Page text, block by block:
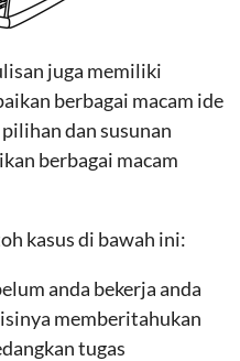
juga memiliki
berbagai macam ide
dan susunan
berbagai macam
kasus di bawah ini:
anda bekerja anda
memberitahukan
tugas